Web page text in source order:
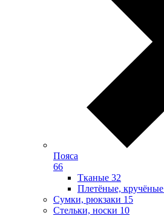
Пояса
66
Тканые 32
Плетёные, кручёные
Сумки, рюкзаки 15
Стельки, носки 10